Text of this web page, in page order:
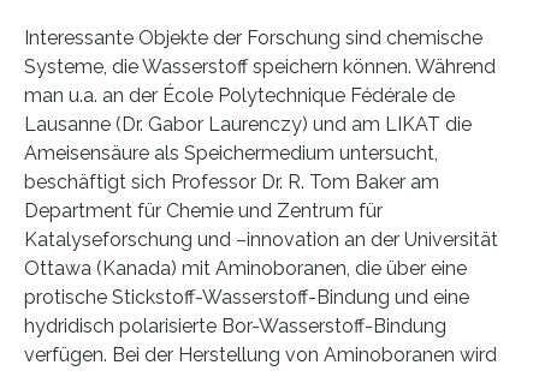
Interessante Objekte der Forschung sind chemische
Systeme, die Wasserstoff speichern können. Während
man u.a. an der École Polytechnique Fédérale de
Lausanne (Dr. Gabor Laurenczy) und am LIKAT die
Ameisensäure als Speichermedium untersucht,
beschäftigt sich Professor Dr. R. Tom Baker am
Department für Chemie und Zentrum für
Katalyseforschung und –innovation an der Universität
Ottawa (Kanada) mit Aminoboranen, die über eine
protische Stickstoff-Wasserstoff-Bindung und eine
hydridisch polarisierte Bor-Wasserstoff-Bindung
verfügen. Bei der Herstellung von Aminoboranen wird